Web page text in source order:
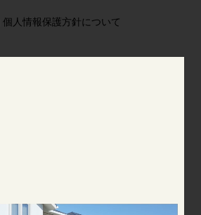
個人情報保護方針について